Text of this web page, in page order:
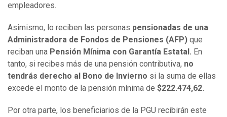
empleadores.
Asimismo, lo reciben las personas pensionadas de una
Administradora de Fondos de Pensiones (AFP) que
reciban una Pensión Mínima con Garantía Estatal. En
tanto, si recibes más de una pensión contributiva, no
tendrás derecho al Bono de Invierno si la suma de ellas
excede el monto de la pensión mínima de $222.474,62.
Por otra parte, los beneficiarios de la PGU recibirán este